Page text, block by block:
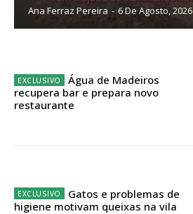
Ana Ferraz Pereira - 6 De Agosto, 2026
Água de Madeiros
recupera bar e prepara novo
restaurante
Gatos e problemas de
higiene motivam queixas na vila